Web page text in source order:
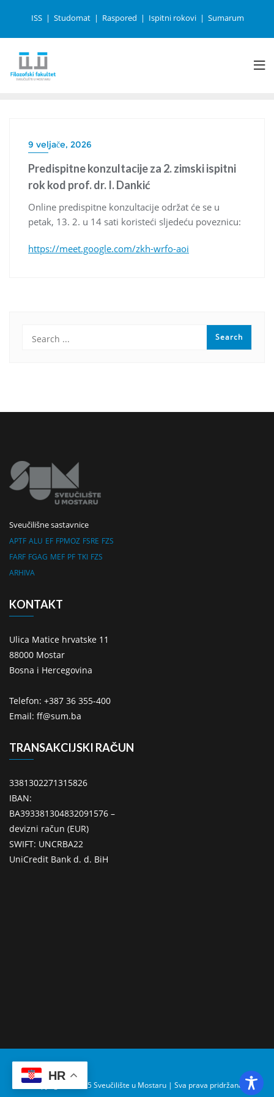
ISS Studomat Raspored Ispitni rokovi Sumarum
9 veljače, 2026
Predispitne konzultacije za 2. zimski ispitni
rok kod prof. dr. I. Dankić
Online predispitne konzultacije održat će se u
petak, 13. 2. u 14 sati koristeći sljedeću poveznicu:
https://meet.google.com/zkh-wrfo-aoi
Sveučilišne sastavnice
APTF ALU EF FPMOZ FSRE FZS
FARF FGAG MEF PF TKI FZS
ARHIVA
KONTAKT
Ulica Matice hrvatske 11
88000 Mostar
Bosna i Hercegovina
Telefon: +387 36 355-400
Email: ff@sum.ba
TRANSAKCIJSKI RAČUN
3381302271315826
IBAN:
BA393381304832091576 –
devizni račun (EUR)
SWIFT: UNCRBA22
UniCredit Bank d. d. BiH
Copyright © 2025 Sveučilište u Mostaru | Sva prava pridržana
HR